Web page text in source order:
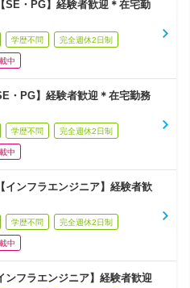
SE・PG】経験者歓迎＊在宅勤
学歴不問 完全週休2日制
中
・PG】経験者歓迎＊在宅勤務
学歴不問 完全週休2日制
中
インフラエンジニア】経験者歓
学歴不問 完全週休2日制
中
ンフラエンジニア】経験者歓迎